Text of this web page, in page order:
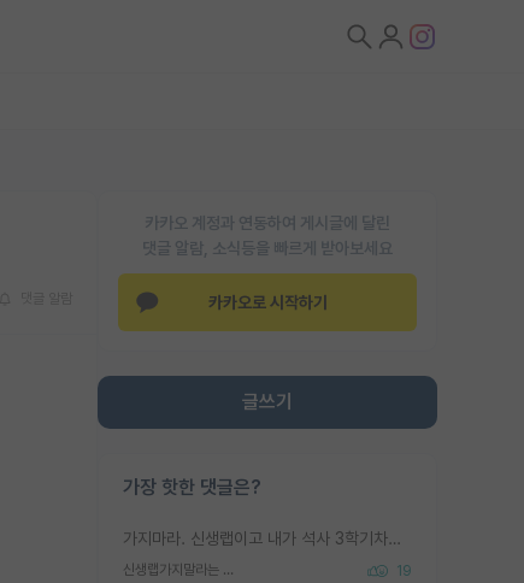
카카오 계정과 연동하여 게시글에 달린
댓글 알람, 소식등을 빠르게 받아보세요
카카오로 시작하기
글쓰기
가장 핫한 댓글은?
가지마라. 신생랩이고 내가 석사 3학기차인데 최고참인데 나도 아무것도 모르는데 교수가 후배들 왜 논문 교육 안시키냐. 논문 왜 안 써오냐 닦달한다
신생랩가지말라는 이유가 있었구나 19